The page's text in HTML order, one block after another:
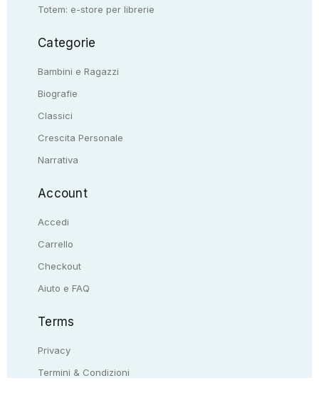
Totem: e-store per librerie
Categorie
Bambini e Ragazzi
Biografie
Classici
Crescita Personale
Narrativa
Account
Accedi
Carrello
Checkout
Aiuto e FAQ
Terms
Privacy
Termini & Condizioni